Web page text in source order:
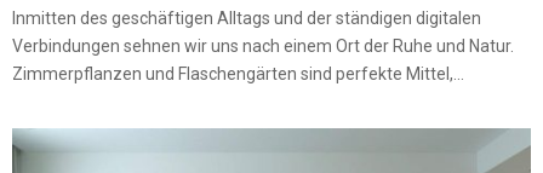
Inmitten des geschäftigen Alltags und der ständigen digitalen
Verbindungen sehnen wir uns nach einem Ort der Ruhe und Natur.
Zimmerpflanzen und Flaschengärten sind perfekte Mittel,...